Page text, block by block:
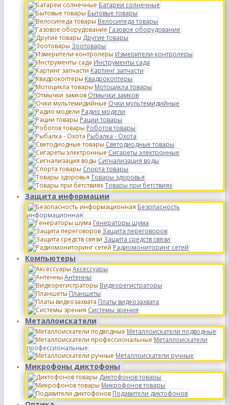
Батареи солнечные
Бытовые товары
Велосипеда товары
Газовое оборудование
Другие товары
Зоотовары
Измерители-контролеры
Инструменты сада
Картинг запчасти
Квадрокоптеры
Мотоцикла товары
Отмычки замков
Очки мультемидийные
Радио модели
Рации товары
Роботов товары
Рыбалка - Охота
Светодиодные товары
Сигареты электронные
Сигнализация воды
Спорта товары
Товары здоровья
Товары при бетствиях
Защита информации
Безопасность
информационная
Генераторы шума
Защита переговоров
Защита средств связи
Радиомониторинг сетей
Компьютеры
Аксессуары
Антенны
Видеорегистраторы
Планшеты
Платы видеозахвата
Системы зрения
Металлоискатели
Металлоискатели подводные
Металлоискатели
профессиональные
Металлоискатели ручные
Микрофоны диктофоны
Диктофонов товары
Микрофонов товары
Подавители диктофонов